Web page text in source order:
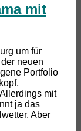
mit
um für
neuen
Portfolio
mit
ja das
Aber